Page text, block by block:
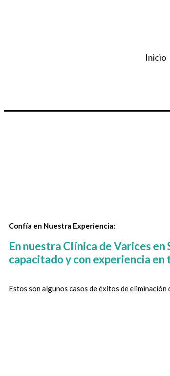
Inicio
Confía en Nuestra Experiencia:
En nuestra Clínica de Varices
capacitado y con experiencia
Estos son algunos casos de éxitos de eliminación